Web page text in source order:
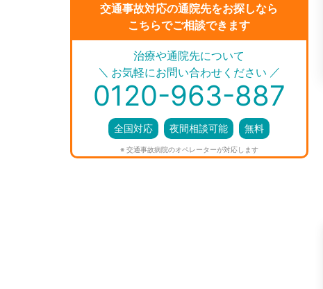
交通事故対応の通院先をお探しなら
こちらでご相談できます
＼ ／
治療や通院先について
お気軽にお問い合わせください
0120-963-887
全国対応 夜間相談可能 無料
※ 交通事故病院のオペレーターが対応します